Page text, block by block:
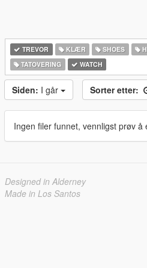
TREVOR KLÆR SHOES
TATOVERING
WATCH
Siden: I går Sorter etter:
Ingen filer funnet, vennligst prøv
Designed in Alderney
Made in Los Santos